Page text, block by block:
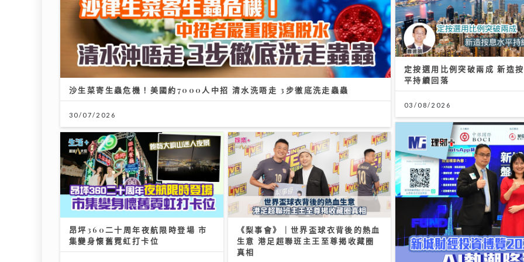
沙生菜寄生蟲危機！美國約7000人中招 清水洗唔走 3步徹底洗走蟲蟲
30/07/2026
定按選用比例突破兩成 新造
平持續回落
03/08/2026
昂坪360二十周年夜航限時登場 市
集變身懷舊霓虹打卡位
《梨事會》｜世界盃球衣背後的熱血
生意 港足超聯班主王至尊揭收藏圈
真相